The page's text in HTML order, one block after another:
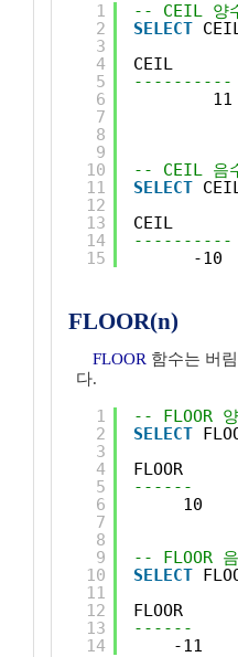
1
2
3
4
5
6
7
8
9
10
11
12
13
14
15
-- CEIL 양
SELECT
CEIL
----------
11
-- CEIL 음
SELECT
CEIL
----------
-10
FLOOR(n)
FLOOR 함수는 버
다.
1
2
3
4
5
6
7
8
9
10
11
12
13
14
-- FLOOR
SELECT
FLOOR
------
10
-- FLOOR
SELECT
FLOOR
------
-11